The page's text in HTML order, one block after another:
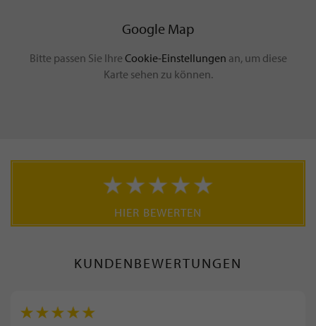
Google Map
Bitte passen Sie Ihre Cookie-Einstellungen an, um diese
Karte sehen zu können.
HIER BEWERTEN
KUNDENBEWERTUNGEN